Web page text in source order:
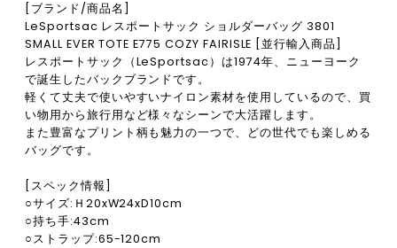
[ブランド/商品名]
LeSportsac レスポートサック ショルダーバッグ 3801
SMALL EVER TOTE E775 COZY FAIRISLE [並行輸入商品]
レスポートサック（LeSportsac）は1974年、ニューヨーク
で誕生したバックブランドです。
軽くて丈夫で使いやすいナイロン素材を使用しているので、買
い物用から旅行用など様々なシーンで大活躍します。
また豊富なプリント柄も魅力の一つで、どの世代でも楽しめる
バッグです。
[スペック情報]
○サイズ:Ｈ20xW24xD10cm
○持ち手:43cm
○ストラップ:65-120cm